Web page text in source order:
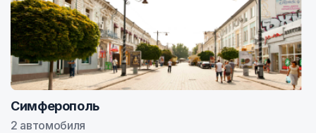
Симферополь
2 автомобиля